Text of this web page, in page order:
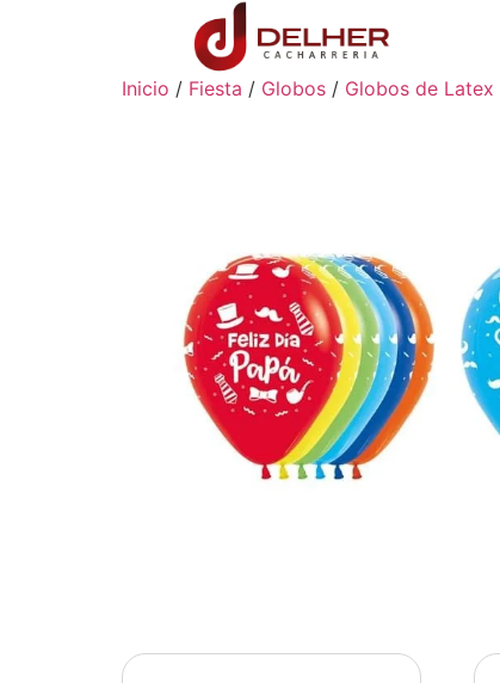
Inicio / Fiesta / Globos / Globos de Latex